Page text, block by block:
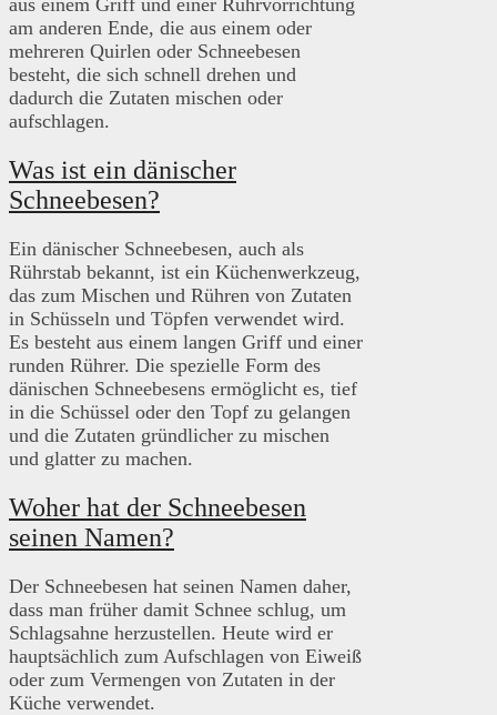
am anderen Ende, die aus einem oder
mehreren Quirlen oder Schneebesen
besteht, die sich schnell drehen und
dadurch die Zutaten mischen oder
aufschlagen.
Was ist ein dänischer
Schneebesen?
Ein dänischer Schneebesen, auch als
Rührstab bekannt, ist ein Küchenwerkzeug,
das zum Mischen und Rühren von Zutaten
in Schüsseln und Töpfen verwendet wird.
Es besteht aus einem langen Griff und einer
runden Rührer. Die spezielle Form des
dänischen Schneebesens ermöglicht es, tief
in die Schüssel oder den Topf zu gelangen
und die Zutaten gründlicher zu mischen
und glatter zu machen.
Woher hat der Schneebesen
seinen Namen?
Der Schneebesen hat seinen Namen daher,
dass man früher damit Schnee schlug, um
Schlagsahne herzustellen. Heute wird er
hauptsächlich zum Aufschlagen von Eiweiß
oder zum Vermengen von Zutaten in der
Küche verwendet.